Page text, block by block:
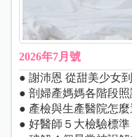
2026年7月號
● 謝沛恩 從甜美少女
● 剖婦產媽媽各階段照
● 產檢與生產醫院怎麼
● 好醫師５大檢驗標